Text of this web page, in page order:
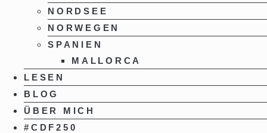
NORDSEE
NORWEGEN
SPANIEN
MALLORCA
LESEN
BLOG
ÜBER MICH
#CDF250